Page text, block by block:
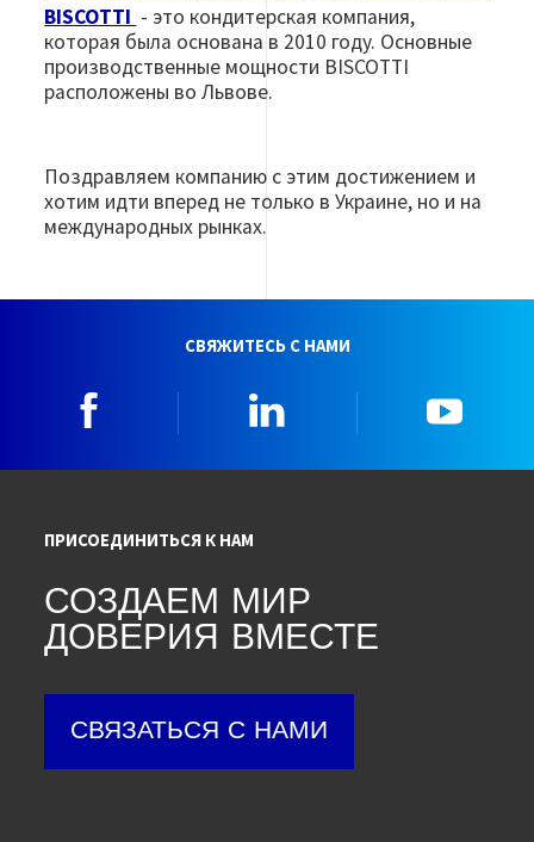
BISCOTTI - это кондитерская компания,
которая была основана в 2010 году. Основные
производственные мощности BISCOTTI
расположены во Львове.
Поздравляем компанию с этим достижением и
хотим идти вперед не только в Украине, но и на
международных рынках.
СВЯЖИТЕСЬ С НАМИ
ПРИСОЕДИНИТЬСЯ К НАМ
СОЗДАЕМ МИР
ДОВЕРИЯ ВМЕСТЕ
СВЯЗАТЬСЯ С НАМИ